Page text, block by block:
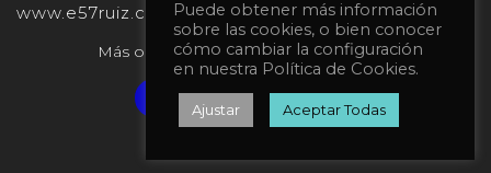
www.e57ruiz.com
Más obras en la galería virtual Singulart:
Verified artist on Singulart
Puede obtener más información
sobre las cookies, o bien conocer
cómo cambiar la configuración
en nuestra Política de Cookies.
Ajustar Aceptar Todas